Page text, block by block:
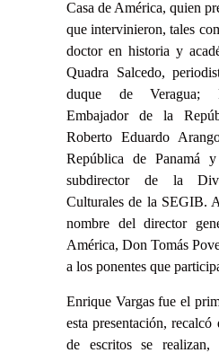
Casa de América, quien
que intervinieron, tales
doctor en historia y
Quadra Salcedo,
duque de Veragua;
Embajador de la
Roberto Eduardo
República de Panamá
subdirector de la
Culturales de la SEGIB.
nombre del director
América, Don Tomás
a los ponentes que
Enrique Vargas fue el
esta presentación,
de escritos se realizan,